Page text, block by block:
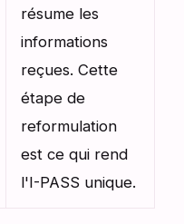
résume les
informations
reçues. Cette
étape de
reformulation
est ce qui rend
l'I-PASS unique.